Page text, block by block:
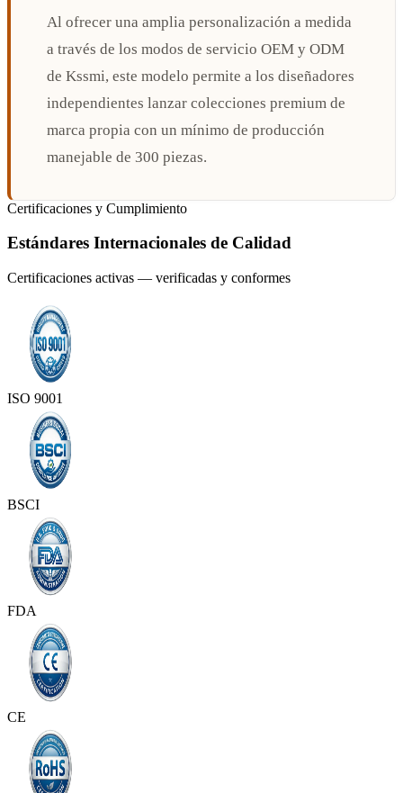
Al ofrecer una amplia personalización a medida
a través de los modos de servicio OEM y ODM
de Kssmi, este modelo permite a los diseñadores
independientes lanzar colecciones premium de
marca propia con un mínimo de producción
manejable de 300 piezas.
Certificaciones y Cumplimiento
Estándares Internacionales de Calidad
Certificaciones activas — verificadas y conformes
ISO 9001
BSCI
FDA
CE